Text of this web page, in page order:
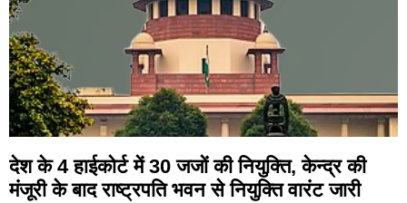
देश के 4 हाईकोर्ट में 30 जजों की नियुक्ति, केन्द्र की
मंजूरी के बाद राष्ट्रपति भवन से नियुक्ति वारंट जारी